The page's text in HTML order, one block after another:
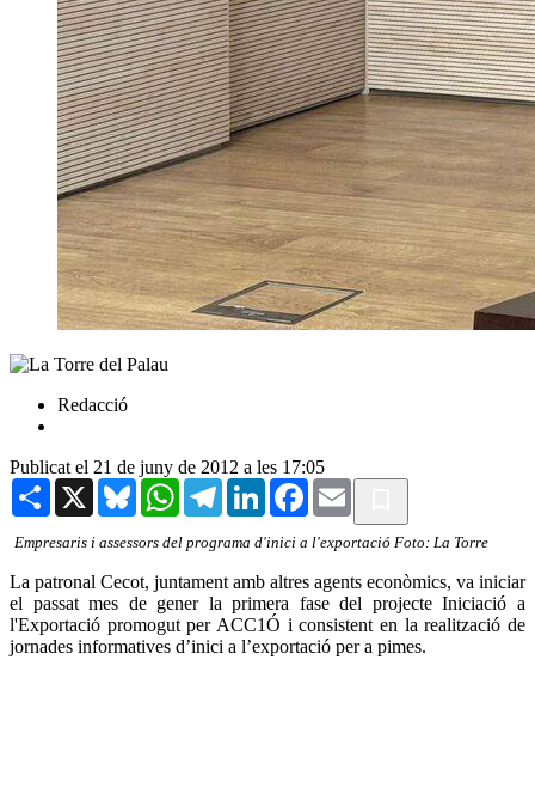
Redacció
Publicat el 21 de juny de 2012 a les 17:05
Share X BlueskyWhatsAppTelegramLinkedInFacebook
Email
Empresaris i assessors del programa d'inici a l'exportació Foto: La Torre
La patronal Cecot, juntament amb altres agents econòmics, va iniciar
el passat mes de gener la primera fase del projecte Iniciació a
l'Exportació promogut per ACC1Ó i consistent en la realització de
jornades informatives d’inici a l’exportació per a pimes.